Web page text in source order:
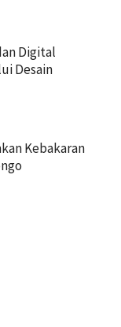
Digital
Desain
Kebakaran